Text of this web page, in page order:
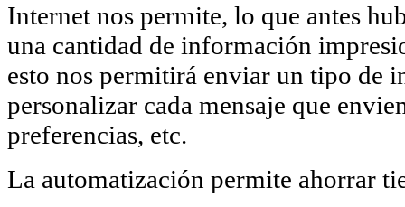
Internet nos permite, lo que antes
una cantidad de información
esto nos permitirá enviar un tipo de
personalizar cada mensaje que
preferencias, etc.
La automatización permite ahorrar